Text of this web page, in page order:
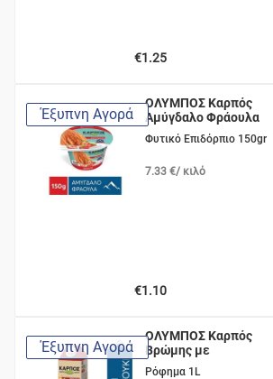
€1.25
Έξυπνη Αγορά
ΟΛΥΜΠΟΣ Καρπός
Αμύγδαλο Φράουλα
Φυτικό Επιδόρπιο 150gr
7.33 €/ κιλό
€1.10
Έξυπνη Αγορά
ΟΛΥΜΠΟΣ Καρπός
Βρώμης με
Φουντούκι
Ρόφημα 1L